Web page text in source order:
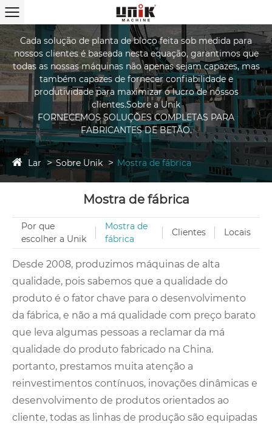
Cada solução de planta de bloco feita sob medida para
nossos clientes é baseada nesta equação, garantimos que
todas as nossas máquinas não apenas sejam capazes, mas
também capazes de fornecer confiabilidade e
produtividade para maximizar o lucro de nossos
clientes.Sobre a Unik
FORNECEMOS SOLUÇÕES COMPLETAS PARA
FABRICANTES DE BETÃO.
Lar Sobre Unik Mostra de fábrica
Mostra de fábrica
Por que
escolher a Unik
Mostra de
fábrica
Clientes Locais
Desde 2008, produzimos máquinas de alta
qualidade, pois sabemos que a qualidade do
produto é o fator chave para o desenvolvimento
da fábrica, e não a má qualidade com preço barato
que leva algumas pessoas a reclamar da má
qualidade do produto fabricado na China.
portanto, prestamos muita atenção a
reinvestimentos contínuos, inovações dinâmicas e
desenvolvimento de produtos orientados ao
cliente, todas as linhas de produção são equipadas